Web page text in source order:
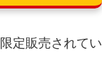
定販売されてい